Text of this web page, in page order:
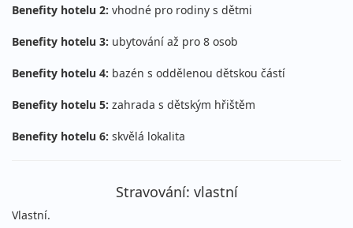
22.08. - 02.09.2026
vlastní
21 591 Kč
cena za 12 dní (11 nocí)
22.08. - 02.09.2026
vlastní
21 591 Kč
22.08. - 05.09.2026
sobota - sobota
vlastní
Benefity hotelu 2: vhodné pro rodiny s dětmi
Benefity hotelu 3: ubytování až pro 8 osob
Benefity hotelu 4: bazén s oddělenou dětskou částí
Benefity hotelu 5: zahrada s dětským hřištěm
Benefity hotelu 6: skvělá lokalita
Stravování: vlastní
Vlastní.